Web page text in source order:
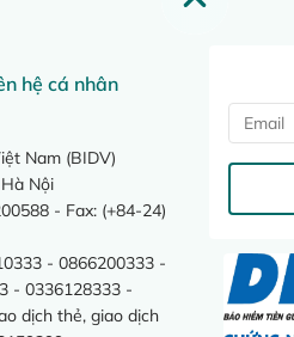
hệ cá nhân
Nam (BIDV)
Nội
- Fax: (+84-24)
- 0866200333 -
- 0336128333 -
dịch thẻ, giao dịch